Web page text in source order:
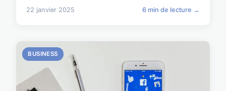
22 janvier 2025 6 min de lecture →
BUSINESS